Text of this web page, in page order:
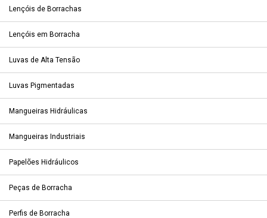
Lençóis de Borrachas
Lençóis em Borracha
Luvas de Alta Tensão
Luvas Pigmentadas
Mangueiras Hidráulicas
Mangueiras Industriais
Papelões Hidráulicos
Peças de Borracha
Perfis de Borracha